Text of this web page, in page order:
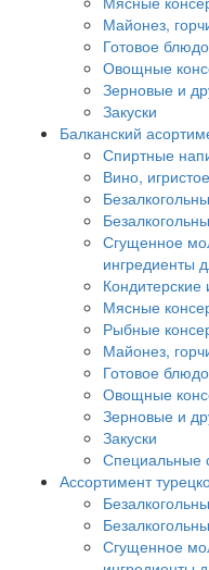
Майонез,
Готовое блюдо
Овощные
Зерновые и
Закуски
Балканский
Спиртные
Вино,
Сгущенное
ингредиенты
Мясные
Рыбные
Майонез,
Готовое блюдо
Овощные
Зерновые и
Закуски
Специальные
Ассортимент
Сгущенное